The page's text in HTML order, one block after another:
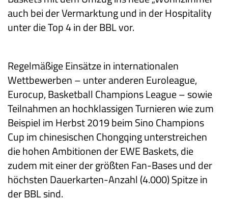
auch bei der Vermarktung und in der Hospitality
unter die Top 4 in der BBL vor.
Regelmäßige Einsätze in internationalen
Wettbewerben – unter anderen Euroleague,
Eurocup, Basketball Champions League – sowie
Teilnahmen an hochklassigen Turnieren wie zum
Beispiel im Herbst 2019 beim Sino Champions
Cup im chinesischen Chongqing unterstreichen
die hohen Ambitionen der EWE Baskets, die
zudem mit einer der größten Fan-Bases und der
höchsten Dauerkarten-Anzahl (4.000) Spitze in
der BBL sind.